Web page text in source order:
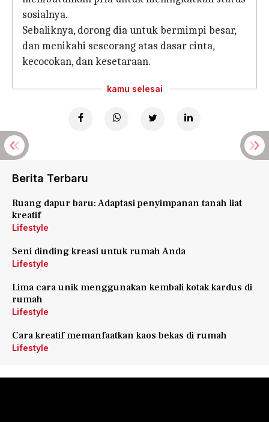
sosialnya.
Sebaliknya, dorong dia untuk bermimpi besar,
dan menikahi seseorang atas dasar cinta,
kecocokan, dan kesetaraan.
kamu selesai
Berita Terbaru
Ruang dapur baru: Adaptasi penyimpanan tanah liat
kreatif
Lifestyle
Seni dinding kreasi untuk rumah Anda
Lifestyle
Lima cara unik menggunakan kembali kotak kardus di
rumah
Lifestyle
Cara kreatif memanfaatkan kaos bekas di rumah
Lifestyle